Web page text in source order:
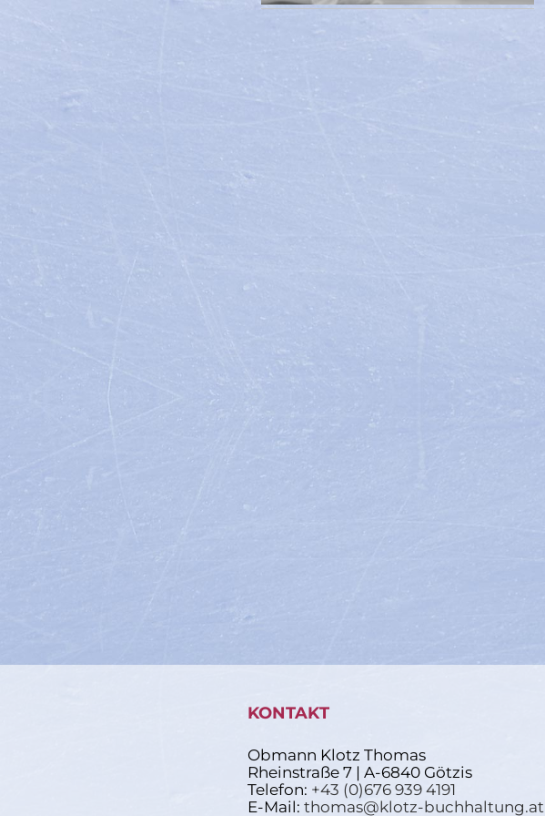
KONTAKT
Obmann Klotz Thomas
Rheinstraße 7 | A-6840 Götzis
Telefon: +43 (0)676 939 4191
E-Mail: thomas@klotz-buchhaltung.at